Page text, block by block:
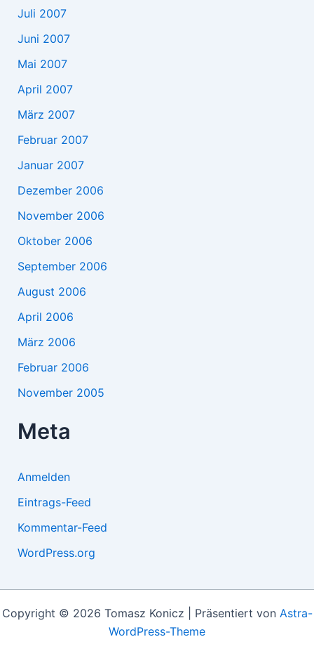
Juli 2007
Juni 2007
Mai 2007
April 2007
März 2007
Februar 2007
Januar 2007
Dezember 2006
November 2006
Oktober 2006
September 2006
August 2006
April 2006
März 2006
Februar 2006
November 2005
Meta
Anmelden
Eintrags-Feed
Kommentar-Feed
WordPress.org
Copyright © 2026 Tomasz Konicz | Präsentiert von Astra-
WordPress-Theme